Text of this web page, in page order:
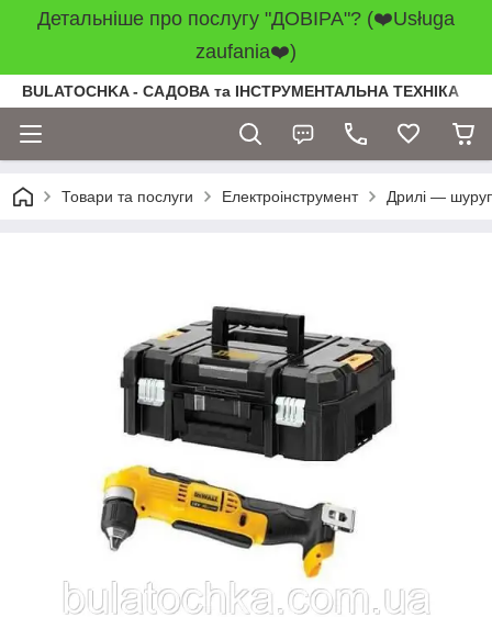
Детальніше про послугу "ДОВІРА"? (❤️Usługa
zaufania❤️)
BULATOCHKA - САДОВА та ІНСТРУМЕНТАЛЬНА ТЕХНІКА
Товари та послуги Електроінструмент Дрилі —